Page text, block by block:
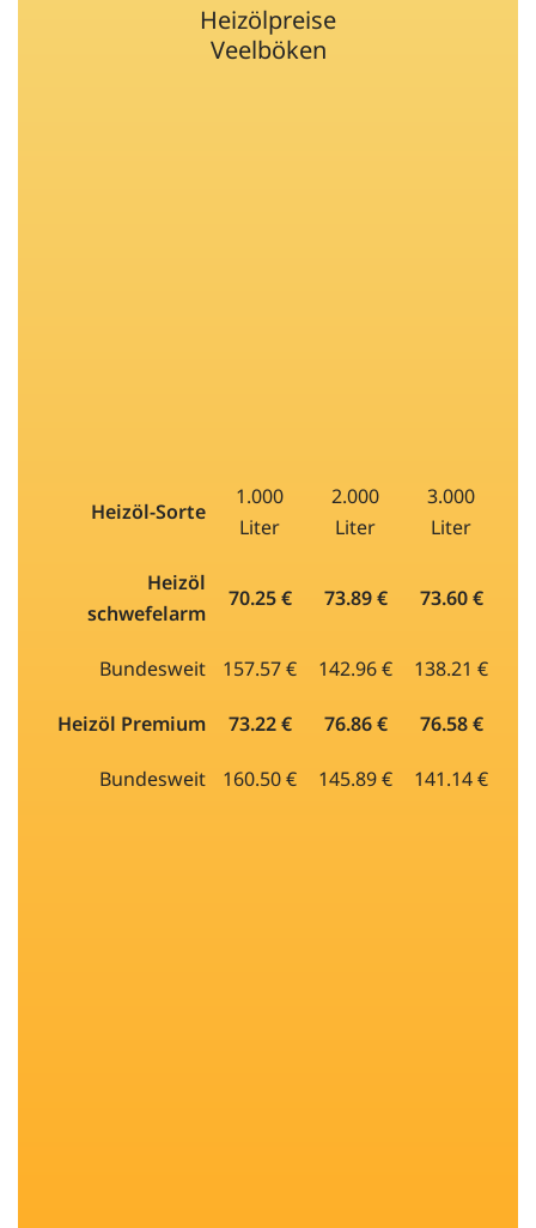
Heizölpreise
Veelböken
Heizöl-Sorte
1.000
Liter
2.000
Liter
3.000
Liter
Heizöl
schwefelarm
70.25 € 73.89 € 73.60 €
Bundesweit 157.57 € 142.96 € 138.21 €
Heizöl Premium 73.22 € 76.86 € 76.58 €
Bundesweit 160.50 € 145.89 € 141.14 €